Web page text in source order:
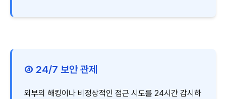
④ 24/7 보안 관제
외부의 해킹이나 비정상적인 접근 시도를 24시간 감시하